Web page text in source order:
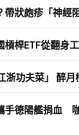
帶狀皰疹「神經
槓桿ETF從翻身
浙功夫菜」 醉
手德陽艦捐血